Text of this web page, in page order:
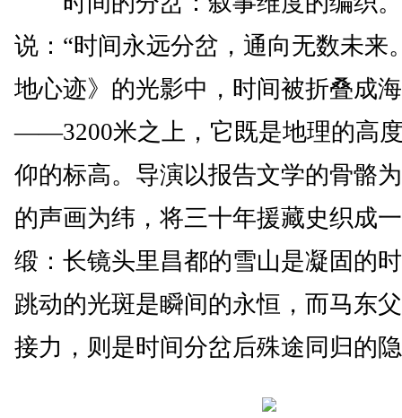
说：“时间永远分岔，通向无数未来
地心迹》的光影中，时间被折叠成
——3200米之上，它既是地理的高
仰的标高。导演以报告文学的骨骼
的声画为纬，将三十年援藏史织成
缎：长镜头里昌都的雪山是凝固的
跳动的光斑是瞬间的永恒，而马东
接力，则是时间分岔后殊途同归的